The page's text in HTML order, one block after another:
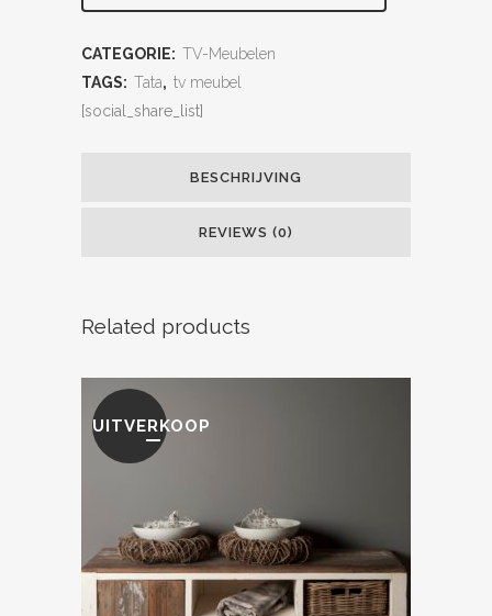
CATEGORIE: TV-Meubelen
TAGS: Tata, tv meubel
[social_share_list]
BESCHRIJVING
REVIEWS (0)
Related products
UITVERKOOP